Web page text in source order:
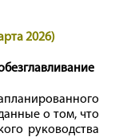
2026)
о том, что
руководства